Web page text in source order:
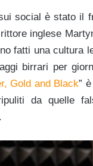
social è stato il
inglese
fatti una cultura
birrari per
Gold and Black”
da quelle